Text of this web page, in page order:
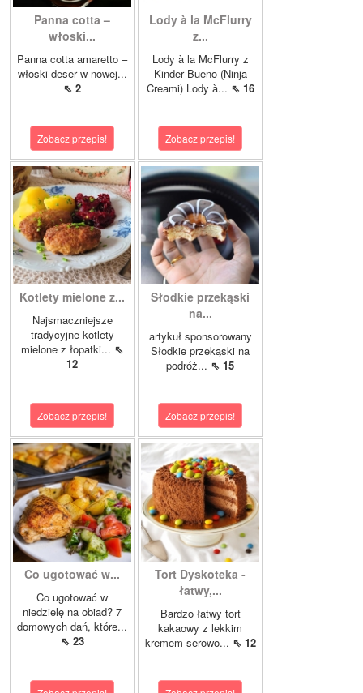
Panna cotta –
włoski...
Panna cotta amaretto –
włoski deser w nowej...
⇖ 2
Zobacz przepis!
Lody à la McFlurry
z...
Lody à la McFlurry z
Kinder Bueno (Ninja
Creami) Lody à... ⇖ 16
Zobacz przepis!
Kotlety mielone z...
Najsmaczniejsze
tradycyjne kotlety
mielone z łopatki... ⇖
12
Zobacz przepis!
Słodkie przekąski
na...
artykuł sponsorowany
Słodkie przekąski na
podróż... ⇖ 15
Zobacz przepis!
Co ugotować w...
Co ugotować w
niedzielę na obiad? 7
domowych dań, które...
⇖ 23
Tort Dyskoteka -
łatwy,...
Bardzo łatwy tort
kakaowy z lekkim
kremem serowo... ⇖ 12